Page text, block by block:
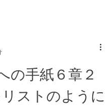
の手紙６章２
ストのように